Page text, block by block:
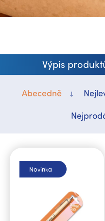
Výpis
Abecedně
Novinka